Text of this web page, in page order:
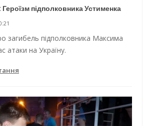
Героїзм підполковника Устименка
загибель підполковника Максима
атаки на Україну.